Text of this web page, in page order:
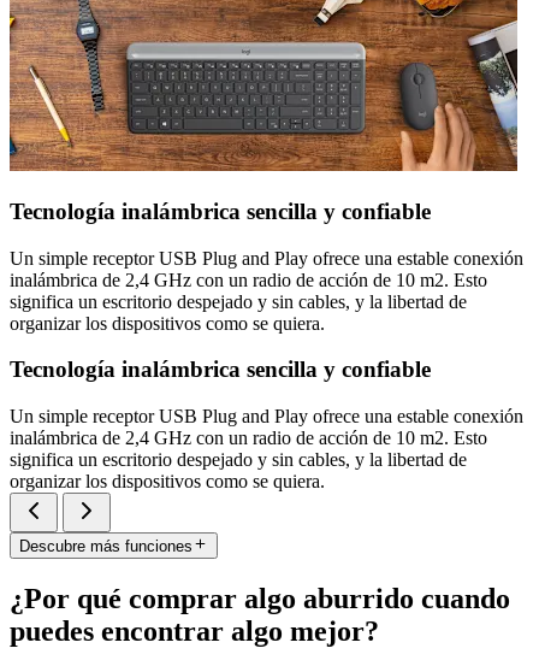
Tecnología inalámbrica sencilla y confiable
Un simple receptor USB Plug and Play ofrece una estable conexión
inalámbrica de 2,4 GHz con un radio de acción de 10 m2. Esto
significa un escritorio despejado y sin cables, y la libertad de
organizar los dispositivos como se quiera.
Tecnología inalámbrica sencilla y confiable
Un simple receptor USB Plug and Play ofrece una estable conexión
inalámbrica de 2,4 GHz con un radio de acción de 10 m2. Esto
significa un escritorio despejado y sin cables, y la libertad de
organizar los dispositivos como se quiera.
Descubre más funciones
¿Por qué comprar algo aburrido cuando
puedes encontrar algo mejor?